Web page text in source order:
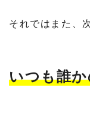
それではまた、
いつも誰